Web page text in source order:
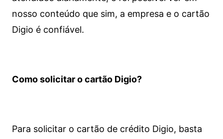
nosso conteúdo que sim, a empresa e o cartão
Digio é confiável.
Como solicitar o cartão Digio?
Para solicitar o cartão de crédito Digio, basta